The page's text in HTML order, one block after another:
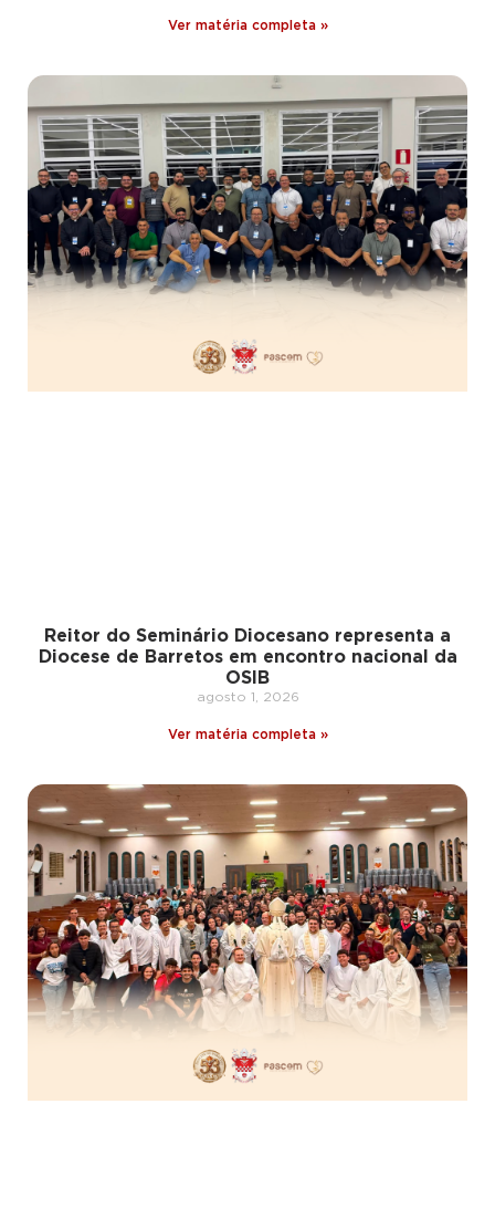
Ver matéria completa »
Reitor do Seminário Diocesano representa a
Diocese de Barretos em encontro nacional da
OSIB
agosto 1, 2026
Ver matéria completa »